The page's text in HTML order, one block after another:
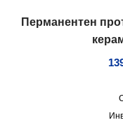
Перманентен